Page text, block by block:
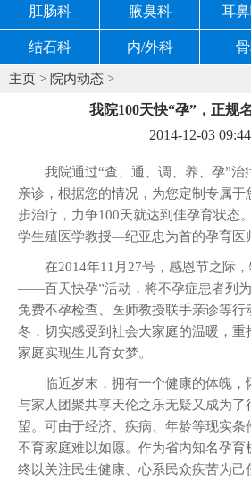
肛肠科 腋臭科 耳
结石科 内/外科
主页 > 院内动态 >
我院100天快“孕”，正规
2014-12-03 09:44
我院通过“查、通、调、养、孕”治
亲诊，根据您的情况，为您定制专属于
步治疗，力争100天就达到佳孕育状态
学生殖医学教授—纪亚忠为首的孕育医
在2014年11月27号，感恩节之际
——百天快孕”活动，将不孕症患者列
免费不孕检查、医师教授联手亲诊等行
冬，切实感受到社会大家庭的温暖，
家庭实现生儿育女梦。
临近岁末，拥有一个健康的体魄，
与家人团聚共享天伦之乐无疑又成为了
望。可由于经济、疾病、年龄等现实
不育家庭难以如愿。作为省内知名孕
终以关注民生健康、心系民众疾苦为己